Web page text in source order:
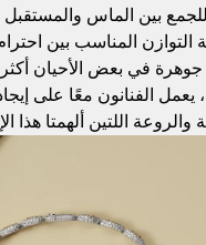
بين الماس والمستقبل
المناسب بين احترام
جوهرة في بعض الأحيان
يعمل الفنانون معًا على
والروعة اللتين ألهمتا هذا